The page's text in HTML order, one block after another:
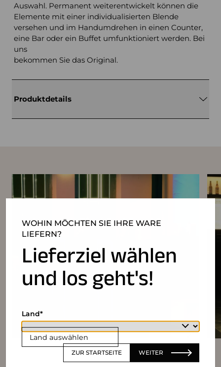
WOHIN MÖCHTEN SIE IHRE WARE
LIEFERN?
Lieferziel wählen
und los geht's!
Land auswählen
Land
ZUR STARTSEITE WEITER
Auswahl. Permanent weiterentwickelt können die
Elemente mit einer individualisierten Blende
versehen und im Handumdrehen in einen Counter,
eine Bar oder ein Buffet umfunktioniert werden. Bei
uns
bekommen Sie das Original.
Produktdetails